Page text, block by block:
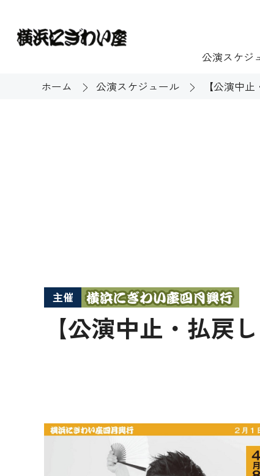
公演スケジ
開館時間・
ホーム 公演スケジュール 【公演中
主催
【公演中止・払